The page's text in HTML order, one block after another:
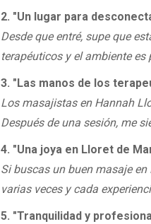
2. "Un lugar para
Desde que entré, supe que
terapéuticos y el ambiente
3. "Las manos de los
Los masajistas en Hannah
Después de una sesión, me
4. "Una joya en Lloret de
Si buscas un buen masaje
varias veces y cada
5. "Tranquilidad y